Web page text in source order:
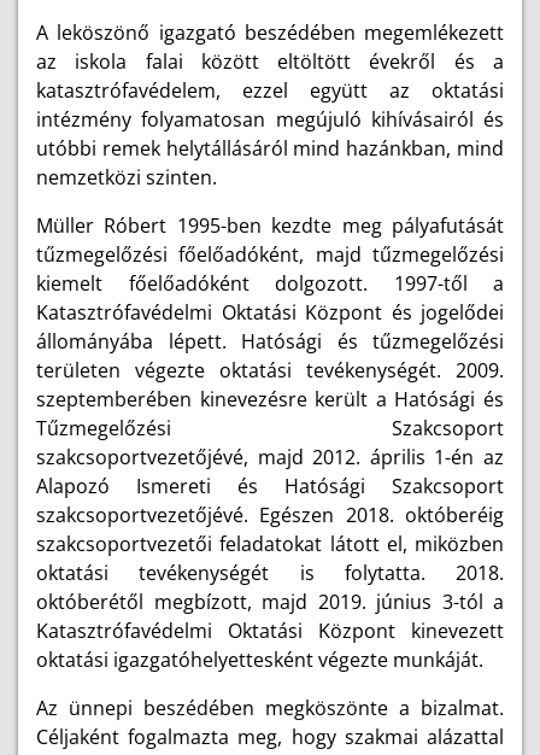
A leköszönő igazgató beszédében megemlékezett
az iskola falai között eltöltött évekről és a
katasztrófavédelem, ezzel együtt az oktatási
intézmény folyamatosan megújuló kihívásairól és
utóbbi remek helytállásáról mind hazánkban, mind
nemzetközi szinten.
Müller Róbert 1995-ben kezdte meg pályafutását
tűzmegelőzési főelőadóként, majd tűzmegelőzési
kiemelt főelőadóként dolgozott. 1997-től a
Katasztrófavédelmi Oktatási Központ és jogelődei
állományába lépett. Hatósági és tűzmegelőzési
területen végezte oktatási tevékenységét. 2009.
szeptemberében kinevezésre került a Hatósági és
Tűzmegelőzési Szakcsoport
szakcsoportvezetőjévé, majd2012. április 1-én az
Alapozó Ismereti és Hatósági Szakcsoport
szakcsoportvezetőjévé. Egészen 2018. októberéig
szakcsoportvezetői feladatokat látott el, miközben
oktatási tevékenységét is folytatta. 2018.
októberétől megbízott, majd 2019. június 3-tól a
Katasztrófavédelmi Oktatási Központ kinevezett
oktatási igazgatóhelyetteskéntvégezte munkáját.
Az ünnepi beszédében megköszönte a bizalmat.
Céljaként fogalmazta meg, hogy szakmai alázattal